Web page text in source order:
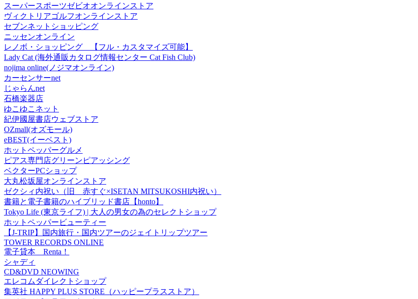
スーパースポーツゼビオオンラインストア
ヴィクトリアゴルフオンラインストア
セブンネットショッピング
ニッセンオンライン
レノボ・ショッピング 【フル・カスタマイズ可能】
Lady Cat (海外通販カタログ情報センター Cat Fish Club)
nojima online(ノジマオンライン)
カーセンサーnet
じゃらんnet
石橋楽器店
ゆこゆこネット
紀伊國屋書店ウェブストア
OZmall(オズモール)
eBEST(イーベスト)
ホットペッパーグルメ
ピアス専門店グリーンピアッシング
ベクターPCショップ
大丸松坂屋オンラインストア
ゼクシィ内祝い（旧 赤すぐ×ISETAN MITSUKOSHI内祝い）
書籍と電子書籍のハイブリッド書店【honto】
Tokyo Life (東京ライフ) | 大人の男女の為のセレクトショップ
ホットペッパービューティー
【J-TRIP】国内旅行・国内ツアーのジェイトリップツアー
TOWER RECORDS ONLINE
電子貸本 Renta！
シャディ
CD&DVD NEOWING
エレコムダイレクトショップ
集英社 HAPPY PLUS STORE（ハッピープラスストア）